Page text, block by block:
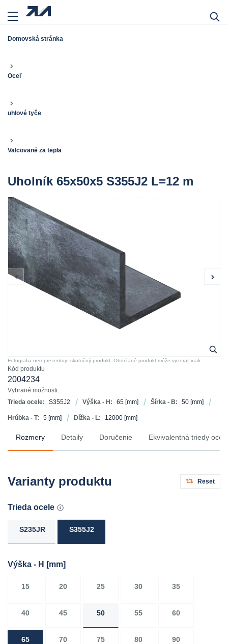
Domovská stránka
Oceľ
uhlové tyče
Valcované za tepla
Uholník 65x50x5 S355J2 L=12 m
Kód produktu
2004234
Vybrané možnosti:
Trieda ocele:
S355J2 Výška - H: 65 [mm] Šírka - B: 50 [mm]
Hrúbka - T: 5 [mm] Dĺžka - L: 12000 [mm]
Fotografia nereprezentuje skutočný produkt. Obdržané produkt môže vyzerať inak.
Rozmery Detaily Doručenie Ekvivalentná triedy ocele
Varianty produktu Reset
Trieda ocele
S235JR S355J2
Výška - H [mm]
15 20 25 30 35
40 45 50 55 60
65 70 75 80 90